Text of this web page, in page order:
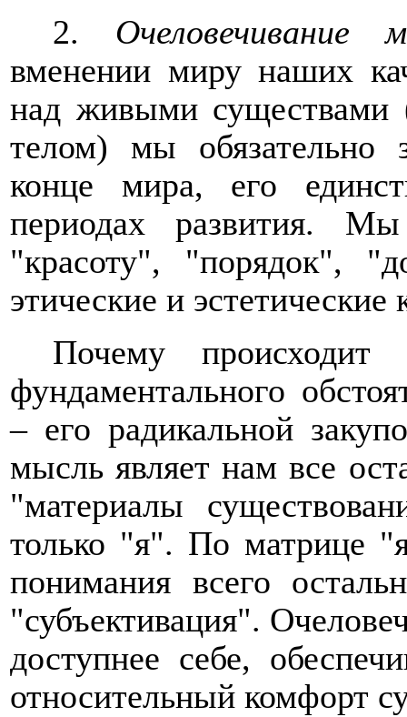
2. Очеловечивание
вменении миру наших
над живыми существами
телом) мы обязательно
конце мира, его
периодах развития.
"красоту", "порядок",
этические и эстетические
Почему происходит
фундаментального
– его радикальной
мысль являет нам все
"материалы
только "я". По матрице
понимания всего
"субъективация".
доступнее себе,
относительный комфорт